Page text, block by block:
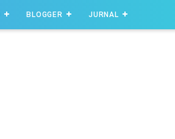
BLOGGER JURNAL